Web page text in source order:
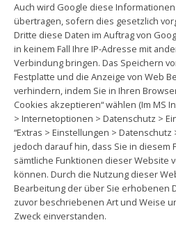
Auch wird Google diese
übertragen, sofern dies gesetzlich
Dritte diese Daten im Auftrag von
in keinem Fall Ihre IP-Adresse mit
Verbindung bringen. Das Speichern
Festplatte und die Anzeige von Web
verhindern, indem Sie in Ihren
Cookies akzeptieren“ wählen (Im MS
> Internetoptionen > Datenschutz >
“Extras > Einstellungen > Datenschutz
jedoch darauf hin, dass Sie in diesem
sämtliche Funktionen dieser Website
können. Durch die Nutzung dieser
Bearbeitung der über Sie erhobenen
zuvor beschriebenen Art und Weise
Zweck einverstanden.